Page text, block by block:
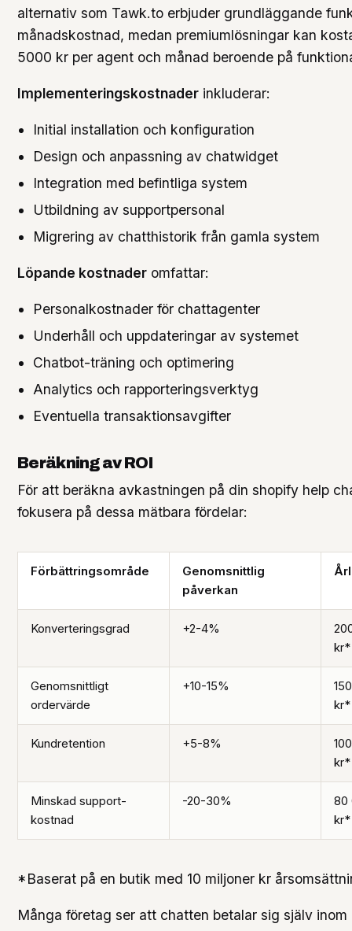
alternativ som Tawk.to erbjuder grundläggande
månadskostnad, medan premiumlösningar kan
5000 kr per agent och månad beroende på
Implementeringskostnader inkluderar:
Initial installation och konfiguration
Design och anpassning av chatwidget
Integration med befintliga system
Utbildning av supportpersonal
Migrering av chatthistorik från gamla system
Löpande kostnader omfattar:
Personalkostnader för chattagenter
Underhåll och uppdateringar av systemet
Chatbot-träning och optimering
Analytics och rapporteringsverktyg
Eventuella transaktionsavgifter
Beräkning av ROI
För att beräkna avkastningen på din shopify help
fokusera på dessa mätbara fördelar:
Förbättringsområde
Genomsnittlig
påverkan
Konverteringsgrad +2-4%
kr*
Genomsnittligt
ordervärde
+10-15%
kr*
Kundretention +5-8%
kr*
Minskad support-
kostnad
-20-30%
80
kr*
*Baserat på en butik med 10 miljoner kr
Många företag ser att chatten betalar sig själv